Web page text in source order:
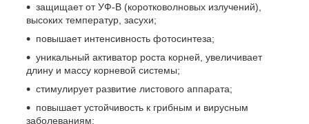
защищает от УФ-В (коротковолновых излучений),
высоких температур, засухи;
повышает интенсивность фотосинтеза;
уникальный активатор роста корней, увеличивает
длину и массу корневой системы;
стимулирует развитие листового аппарата;
повышает устойчивость к грибным и вирусным
заболеваниям;